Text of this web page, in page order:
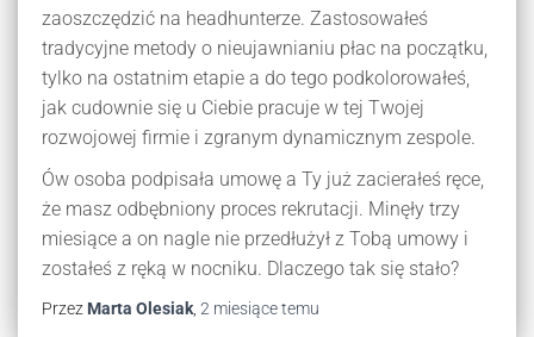
zaoszczędzić na headhunterze. Zastosowałeś
tradycyjne metody o nieujawnianiu płac na początku,
tylko na ostatnim etapie a do tego podkolorowałeś,
jak cudownie się u Ciebie pracuje w tej Twojej
rozwojowej firmie i zgranym dynamicznym zespole.
Ów osoba podpisała umowę a Ty już zacierałeś ręce,
że masz odbębniony proces rekrutacji. Minęły trzy
miesiące a on nagle nie przedłużył z Tobą umowy i
zostałeś z ręką w nocniku. Dlaczego tak się stało?
Przez Marta Olesiak 2 miesiącetemu